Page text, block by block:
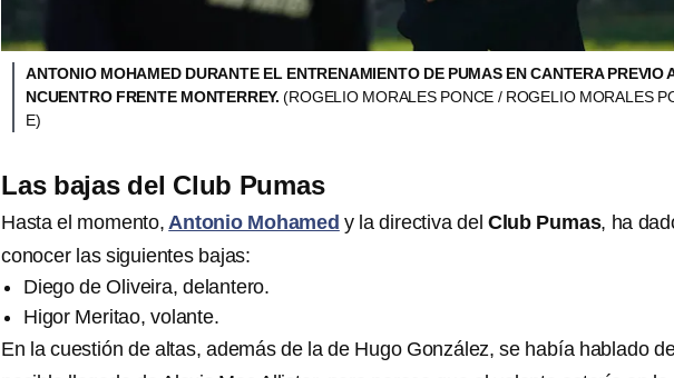
ANTONIO MOHAMED DURANTE EL ENTRENAMIENTO DE PUMAS EN CANTERA PREVIO
NCUENTRO FRENTE MONTERREY.(ROGELIO MORALES PONCE / ROGELIO MORALES
E)
Las bajas del Club Pumas
Hasta el momento, Antonio Mohamed y la directiva del Club Pumas, ha
conocer las siguientes bajas:
Diego de Oliveira, delantero.
Higor Meritao, volante.
En la cuestión de altas, además de la de Hugo González, se había hablado